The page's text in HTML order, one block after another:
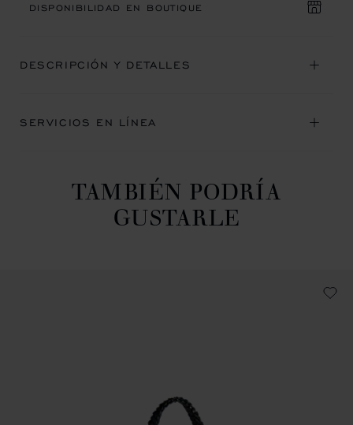
DISPONIBILIDAD EN BOUTIQUE
DESCRIPCIÓN Y DETALLES
SERVICIOS EN LÍNEA
TAMBIÉN PODRÍA
GUSTARLE